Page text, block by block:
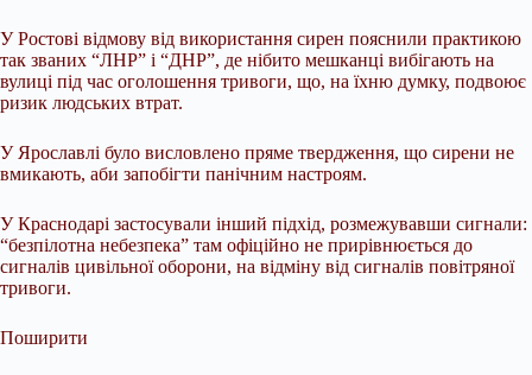
У Ростові відмову від використання сирен пояснили практикою
так званих “ЛНР” і “ДНР”, де нібито мешканці вибігають на
вулиці під час оголошення тривоги, що, на їхню думку, подвоює
ризик людських втрат.
У Ярославлі було висловлено пряме твердження, що сирени не
вмикають, аби запобігти панічним настроям.
У Краснодарі застосували інший підхід, розмежувавши сигнали:
“безпілотна небезпека” там офіційно не прирівнюється до
сигналів цивільної оборони, на відміну від сигналів повітряної
тривоги.
Поширити